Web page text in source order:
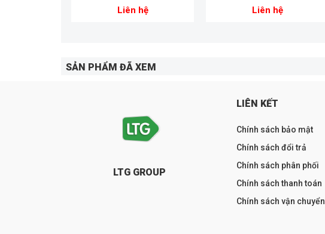
Liên hệ Liên hệ
SẢN PHẨM ĐÃ XEM
LTG GROUP
LIÊN KẾT
Chính sách bảo mật
Chính sách đổi trả
Chính sách phân phối
Chính sách thanh toán
Chính sách vận chuyển